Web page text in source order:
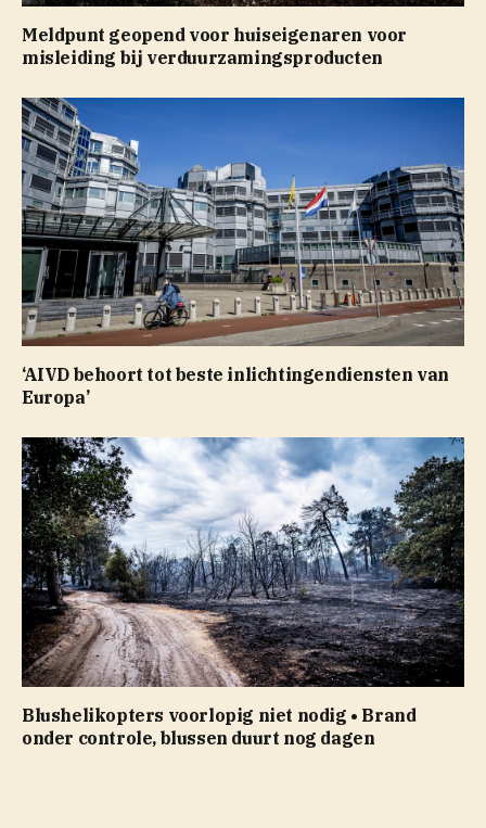
Meldpunt geopend voor huiseigenaren voor
misleiding bij verduurzamingsproducten
‘AIVD behoort tot beste inlichtingendiensten van
Europa’
Blushelikopters voorlopig niet nodig • Brand
onder controle, blussen duurt nog dagen